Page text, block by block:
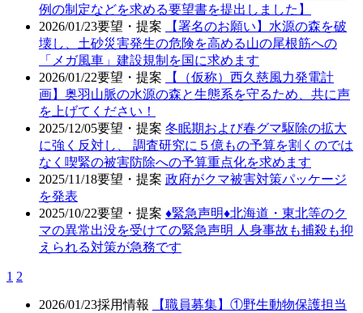
例の制定などを求める要望書を提出しました】
2026/01/23要望・提案
【署名のお願い】水源の森を破
壊し、土砂災害発生の危険を高める山の尾根筋への
「メガ風車」建設規制を国に求めます
2026/01/22要望・提案
【（仮称）西久慈風力発電計
画】奥羽山脈の水源の森と生態系を守るため、共に声
を上げてください！
2025/12/05要望・提案 冬眠期および春グマ駆除の拡大
に強く反対し、 調査研究に５億もの予算を割くのでは
なく喫緊の被害防除への予算重点化を求めます
2025/11/18要望・提案 政府がクマ被害対策パッケージ
を発表
2025/10/22要望・提案 ♦️緊急声明♦️北海道・東北等のク
マの異常出没を受けての緊急声明 人身事故も捕殺も抑
えられる対策が急務です
1 2
2026/01/23採用情報
【職員募集】①野生動物保護担当